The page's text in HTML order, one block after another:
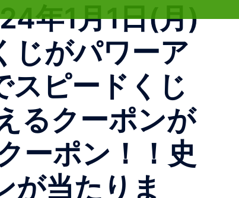
年1月1日(月)
じがパワーア
ピードくじ
るクーポンが
ーポン！！史
が当たりま